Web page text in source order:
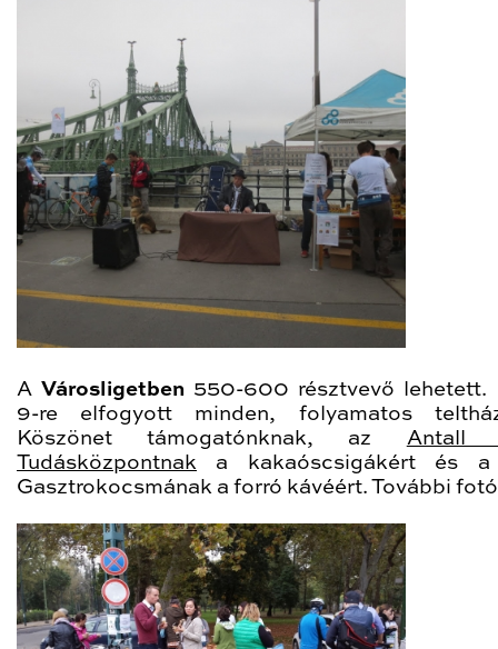
A Városligetben 550-600 résztvevő lehetett.
9-re elfogyott minden, folyamatos
Köszönet támogatónknak, az Antall
Tudásközpontnak a kakaóscsigákért és a
Gasztrokocsmának a forró kávéért. További